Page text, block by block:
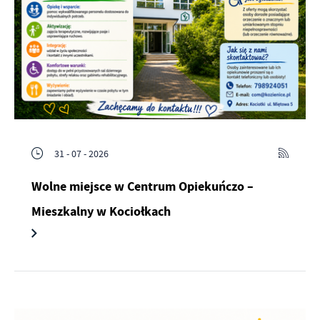
31 - 07 - 2026
Wolne miejsce w Centrum Opiekuńczo –
Mieszkalny w Kociołkach